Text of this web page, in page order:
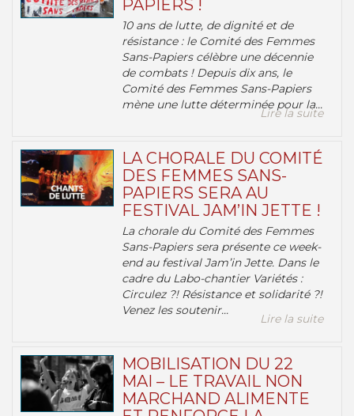
PAPIERS !
10 ans de lutte, de dignité et de
résistance : le Comité des Femmes
Sans-Papiers célèbre une décennie
de combats ! Depuis dix ans, le
Comité des Femmes Sans-Papiers
mène une lutte déterminée pour la...
Lire la suite
LA CHORALE DU COMITÉ
DES FEMMES SANS-
PAPIERS SERA AU
FESTIVAL JAM’IN JETTE !
La chorale du Comité des Femmes
Sans-Papiers sera présente ce week-
end au festival Jam’in Jette. Dans le
cadre du Labo-chantier Variétés :
Circulez ?! Résistance et solidarité ?!
Venez les soutenir...
Lire la suite
MOBILISATION DU 22
MAI – LE TRAVAIL NON
MARCHAND ALIMENTE